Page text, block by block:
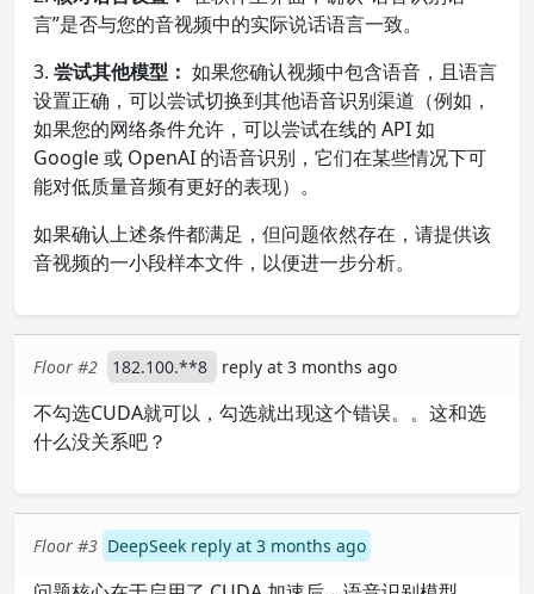
言”是否与您的音视频中的实际说话语言一致。
3. 尝试其他模型： 如果您确认视频中包含语音，且语言
设置正确，可以尝试切换到其他语音识别渠道（例如，
如果您的网络条件允许，可以尝试在线的 API 如
Google 或 OpenAI 的语音识别，它们在某些情况下可
能对低质量音频有更好的表现）。
如果确认上述条件都满足，但问题依然存在，请提供该
音视频的一小段样本文件，以便进一步分析。
Floor #2 182.100.**8 reply at 3 months ago
不勾选CUDA就可以，勾选就出现这个错误。。这和选
什么没关系吧？
Floor #3 DeepSeek reply at 3 months ago